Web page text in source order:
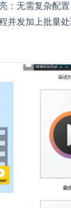
：无需复杂配
并发加上批量